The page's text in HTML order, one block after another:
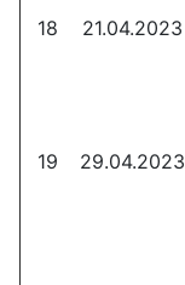
18 21.04.2023
19 29.04.2023